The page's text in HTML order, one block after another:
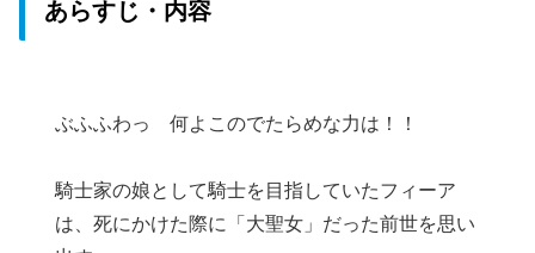
あらすじ・内容
ぶふふわっ 何よこのでたらめな力は！！
騎士家の娘として騎士を目指していたフィーア
は、死にかけた際に「大聖女」だった前世を思い